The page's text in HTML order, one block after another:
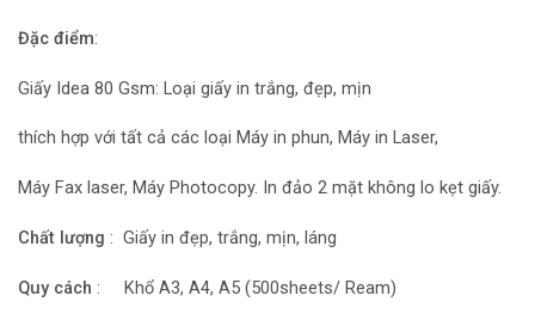
Đặc điểm:
Giấy Idea 80 Gsm: Loại giấy in trắng, đẹp, mịn
thích hợp với tất cả các loại Máy in phun, Máy in Laser,
Máy Fax laser, Máy Photocopy. In đảo 2 mặt không lo kẹt giấy.
Chất lượng : Giấy in đẹp, trắng, mịn, láng
Quy cách : Khổ A3, A4, A5 (500sheets/ Ream)